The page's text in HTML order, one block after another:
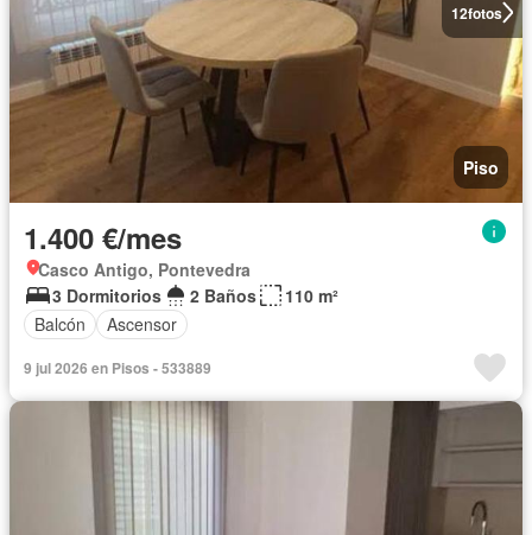
12fotos
Piso
1.400 €/mes
Casco Antigo, Pontevedra
3 Dormitorios
2 Baños
110 m²
Balcón
Ascensor
9 jul 2026 en Pisos - 533889